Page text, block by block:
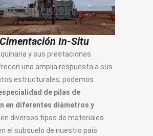
In-Situ
y sus prestaciones
una amplia respuesta a sus
estructurales; podemos
de pilas de
en diferentes diámetros y
en diversos tipos de materiales
el subsuelo de nuestro país.